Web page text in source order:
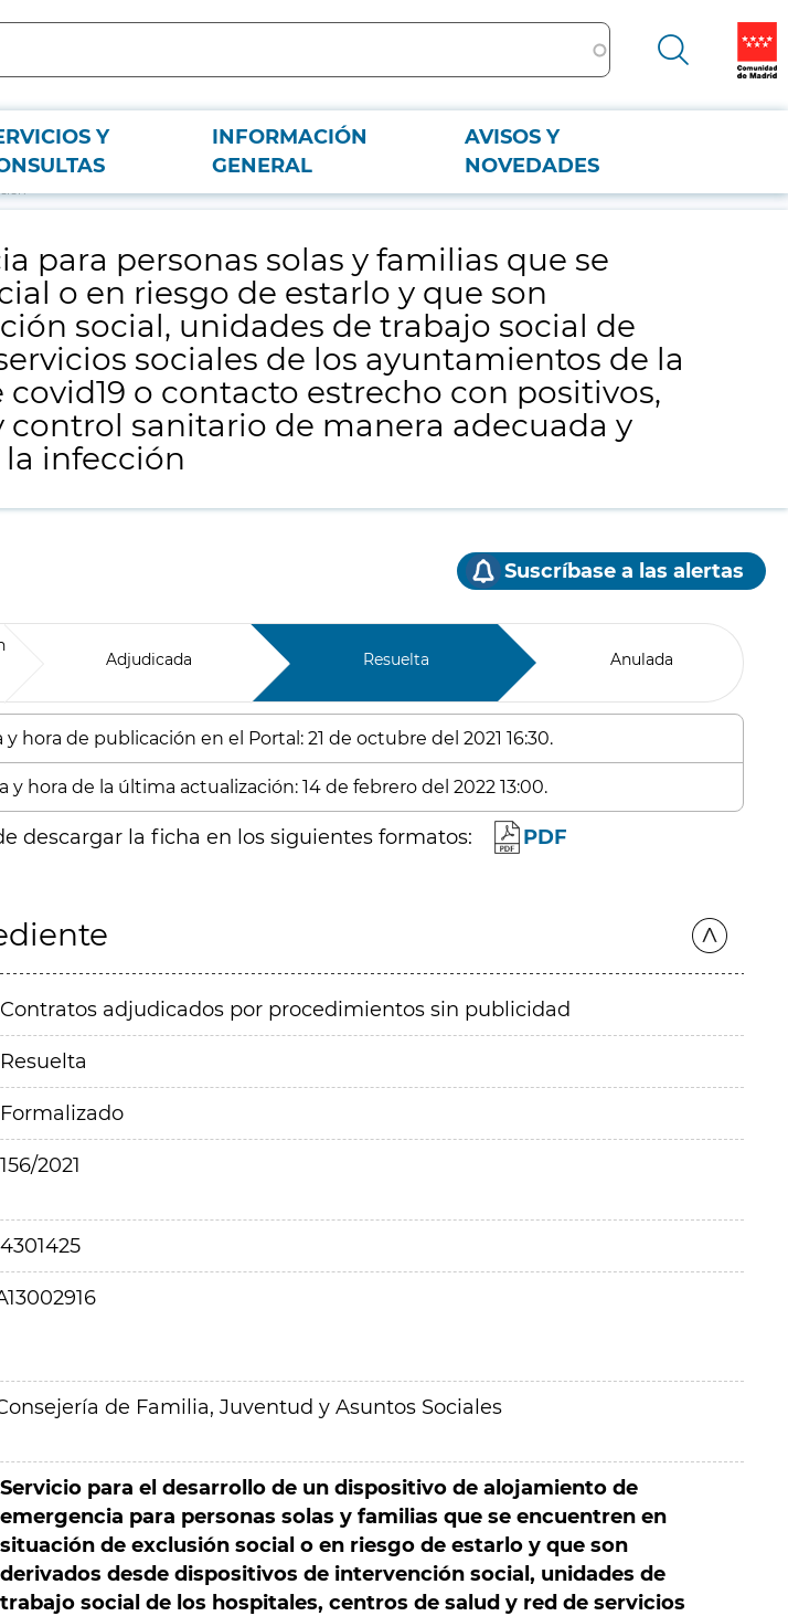
Y
INFORMACIÓN
GENERAL
AVISOS Y
NOVEDADES
de exclusión social o en riesgo de estarlo y que son derivados desde dispositivos de intervención social,
de la Comunidad de Madrid y son positivos de covid19 o contacto estrecho con positivos, donde poder desarrollar
para personas solas y familias que se
o en riesgo de estarlo y que son
social, unidades de trabajo social de
sociales de los ayuntamientos de la
o contacto estrecho con positivos,
sanitario de manera adecuada y
infección
Suscríbase a las alertas
Adjudicada Resuelta Anulada
y hora de publicación en el Portal: 21 de octubre del 2021 16:30.
y hora de la última actualización: 14 de febrero del 2022 13:00.
descargar la ficha en los siguientes formatos: PDF
Contratos adjudicados por procedimientos sin publicidad
Resuelta
Formalizado
156/2021
4301425
de Familia, Juventud y Asuntos Sociales
Servicio para el desarrollo de un dispositivo de alojamiento de
emergencia para personas solas y familias que se encuentren en
situación de exclusión social o en riesgo de estarlo y que son
derivados desde dispositivos de intervención social, unidades de
trabajo social de los hospitales, centros de salud y red de servicios